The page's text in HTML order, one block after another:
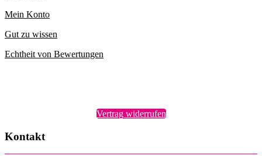
Mein Konto
Gut zu wissen
Echtheit von Bewertungen
Vertrag widerrufen
Kontakt